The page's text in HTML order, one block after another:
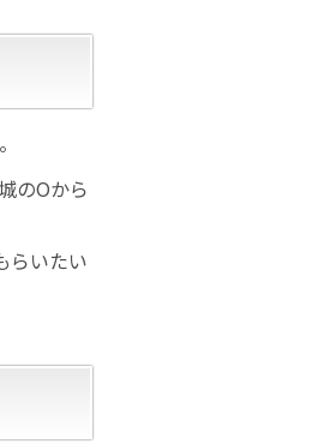
のOから
らいたい